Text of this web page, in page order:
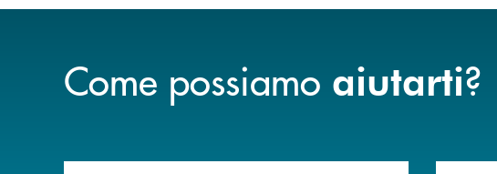
Come possiamo aiutarti?